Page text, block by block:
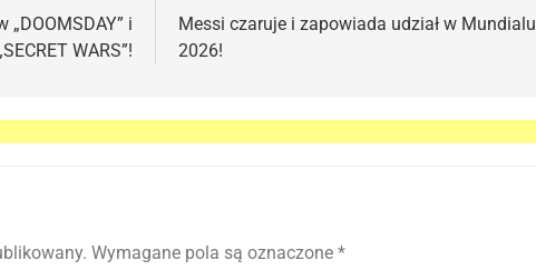
i
WARS”!
Messi czaruje i zapowiada udział w Mundialu
2026!
Wymagane pola są oznaczone *